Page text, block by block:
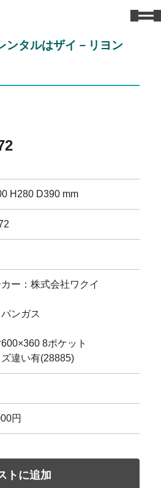
ンタルはザイ－リヨン
H280 D390 mm
カー：株式会社ワクイ
ンガス
8ポケット
違い有(28885)
円
トに追加